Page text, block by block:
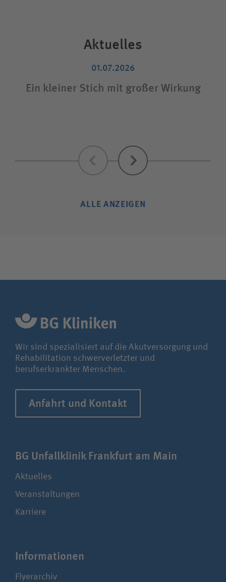
Aktuelles
01.07.2026
Ein kleiner Stich mit großer Wirkung
Zurück Weiter
ALLE ANZEIGEN
Wir sind spezialisiert auf die Akutversorgung und
Rehabilitation schwerverletzter und
berufserkrankter Menschen.
Anfahrt und Kontakt
BG Unfallklinik Frankfurt am Main
Aktuelles
Veranstaltungen
Karriere
Infor­ma­tionen
Flyerarchiv